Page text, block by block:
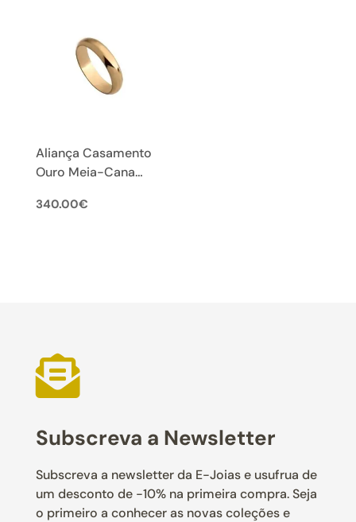
Aliança Casamento
Ouro Meia-Cana
340.00€

Subscreva a Newsletter
Subscreva a newsletter da E-Joias e usufrua de
um desconto de -10% na primeira compra. Seja
o primeiro a conhecer as novas coleções e